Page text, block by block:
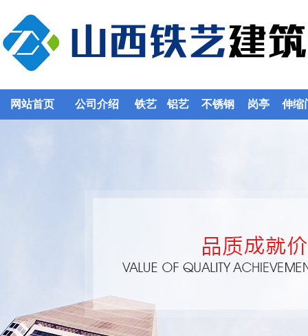
网站首页 公司介绍 铁艺 铝艺 不锈钢 岗亭 伸缩